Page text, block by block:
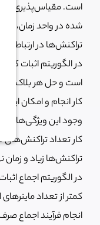
است. مقیاس‌پذیری به
شده در واحد زمان،
تراکنش‌ها در ارتباط است.
در الگوریتم اثبات
است و حل هر بلاک به
کار انجام و امکان
وجود این ویژگی‌ها، در
کار تعداد تراکنش‌های
تراکنش‌ها زیاد و
در الگوریتم اجماع
کمتر از تعداد
انجام فرآیند اجماع